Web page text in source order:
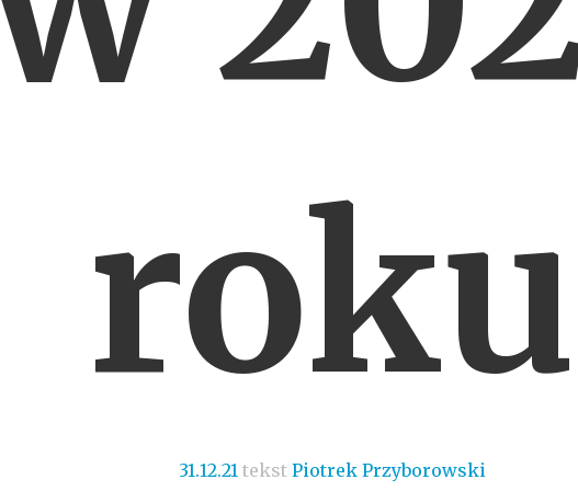
roku
31.12.21 tekst Piotrek Przyborowski